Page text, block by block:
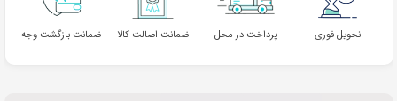
نحویل فوری پرداخت در محل ضمانت اصالت کالا ضمانت بازگشت وجه